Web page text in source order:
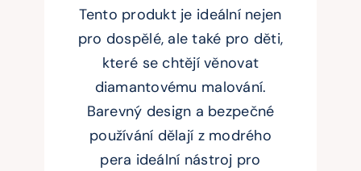
Tento produkt je ideální nejen
pro dospělé, ale také pro děti,
které se chtějí věnovat
diamantovému malování.
Barevný design a bezpečné
používání dělají z modrého
pera ideální nástroj pro